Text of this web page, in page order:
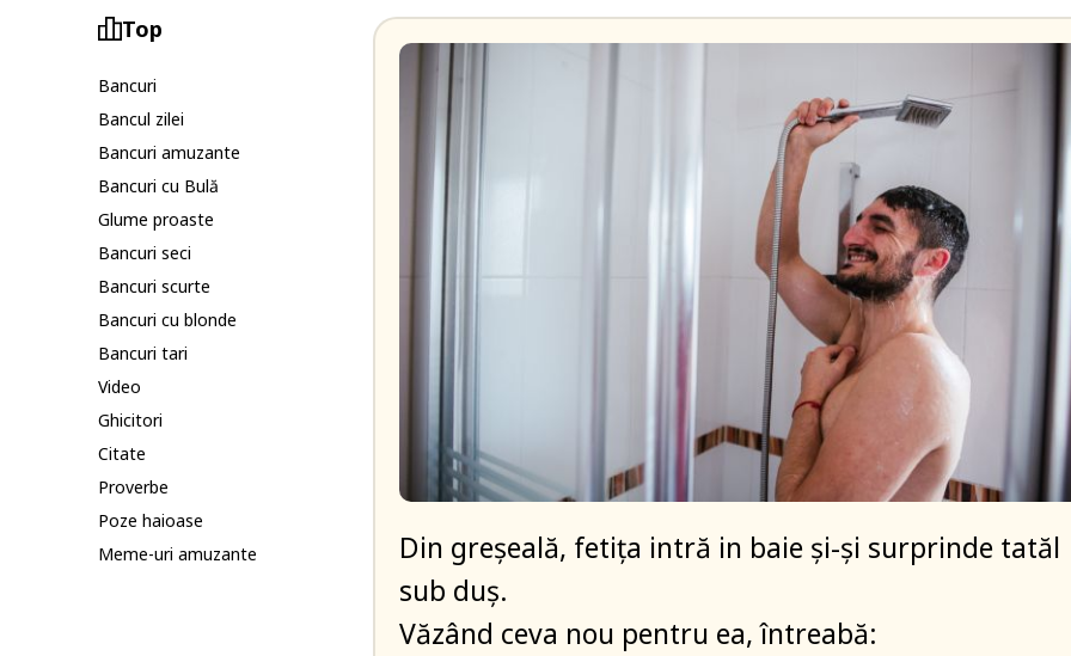
Top
Bancuri
Bancul zilei
Bancuri amuzante
Bancuri cu Bulă
Glume proaste
Bancuri seci
Bancuri scurte
Bancuri cu blonde
Bancuri tari
Video
Ghicitori
Citate
Proverbe
Poze haioase
Meme-uri amuzante
Din greșeală, fetița intră in baie și-și surprinde tatăl
sub duș.
Văzând ceva nou pentru ea, întreabă: